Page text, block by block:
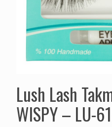
Lush Lash
WISPY – LU-